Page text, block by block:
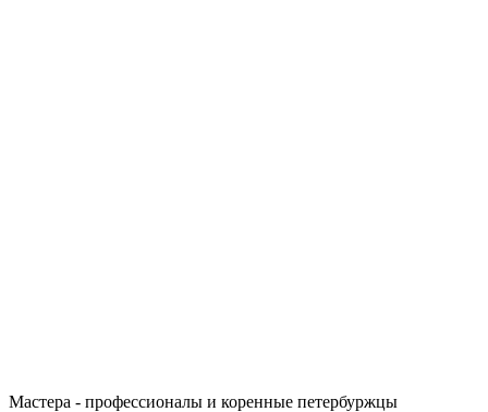
Мастера - профессионалы и коренные петербуржцы